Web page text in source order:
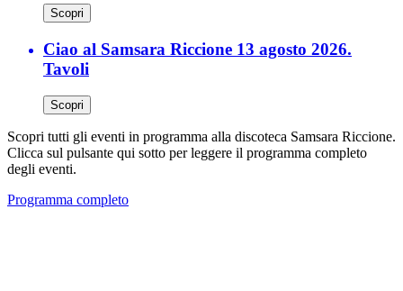
Scopri
Ciao al Samsara Riccione 13 agosto 2026.
Tavoli
Scopri
Scopri tutti gli eventi in programma alla discoteca Samsara Riccione.
Clicca sul pulsante qui sotto per leggere il programma completo
degli eventi.
Programma completo